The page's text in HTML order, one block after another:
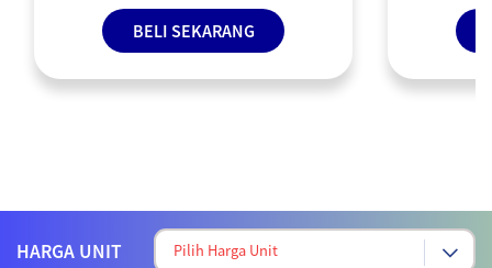
BELI SEKARANG
HARGA UNIT